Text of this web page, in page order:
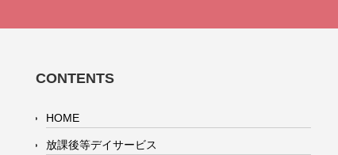
CONTENTS
HOME
放課後等デイサービス